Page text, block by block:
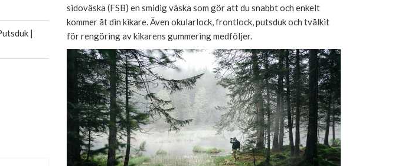
sidoväska (FSB) en smidig väska som gör att du snabbt och enkelt
kommer åt din kikare. Även okularlock, frontlock, putsduk och tvålkit
för rengöring av kikarens gummering medföljer.
|